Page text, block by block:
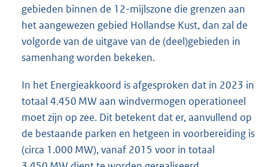
gebieden binnen de 12-mijlszone die grenzen aan
het aangewezen gebied Hollandse Kust, dan zal de
volgorde van de uitgave van de (deel)gebieden in
samenhang worden bekeken.
In het Energieakkoord is afgesproken dat in 2023 in
totaal 4.450 MW aan windvermogen operationeel
moet zijn op zee. Dit betekent dat er, aanvullend op
de bestaande parken en hetgeen in voorbereiding is
(circa 1.000 MW), vanaf 2015 voor in totaal